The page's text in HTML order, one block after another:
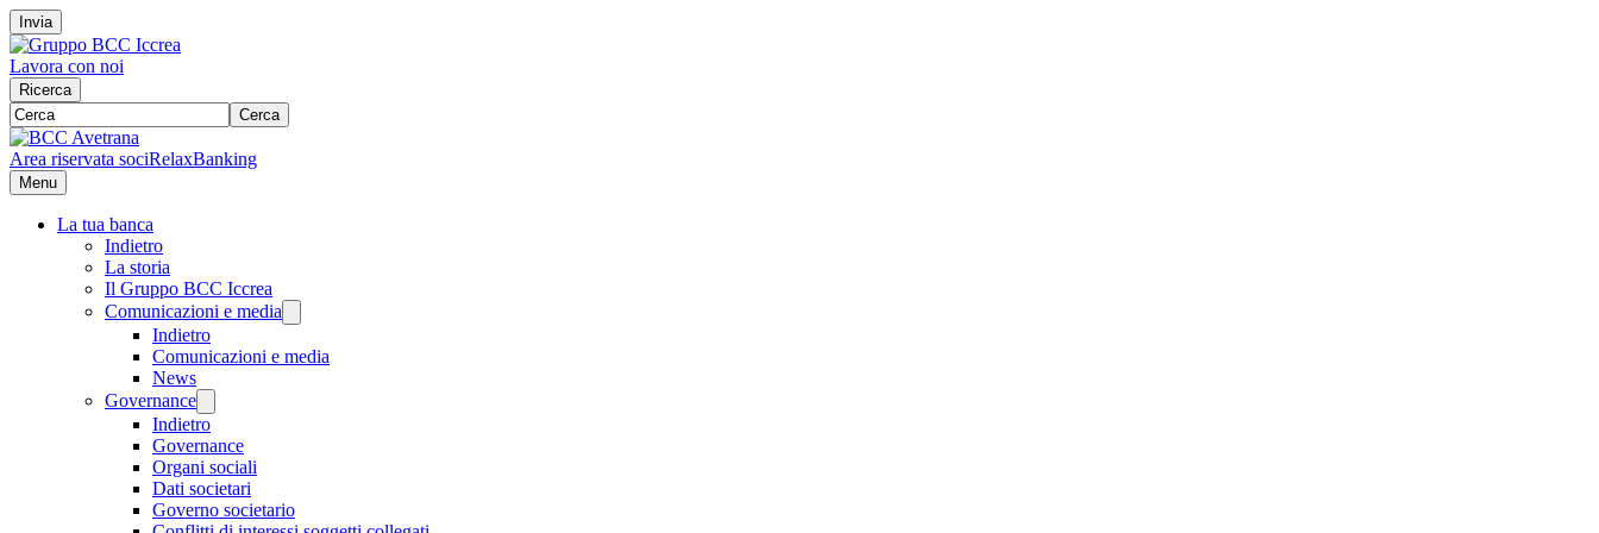
Invia
Lavora con noi
Ricerca
Cerca
Area riservata sociRelaxBanking
Menu
La tua banca
Indietro
La storia
Il Gruppo BCC Iccrea
Comunicazioni e media
Indietro
Comunicazioni e media
News
Governance
Indietro
Governance
Organi sociali
Dati societari
Governo societario